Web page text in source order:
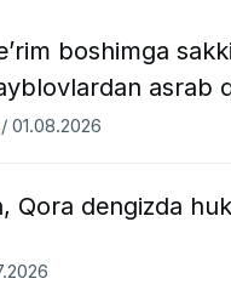
boshimga
asrab
01.08.2026
Qora dengizda